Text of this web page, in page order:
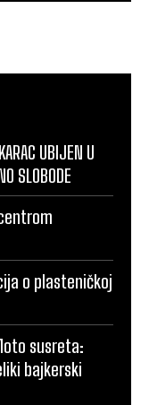
UBIJEN U
SLOBODE
o plasteničkoj
susreta:
bajkerski